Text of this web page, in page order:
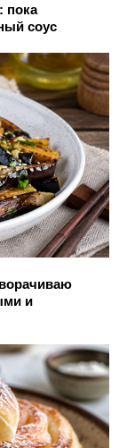
пока
соус
и